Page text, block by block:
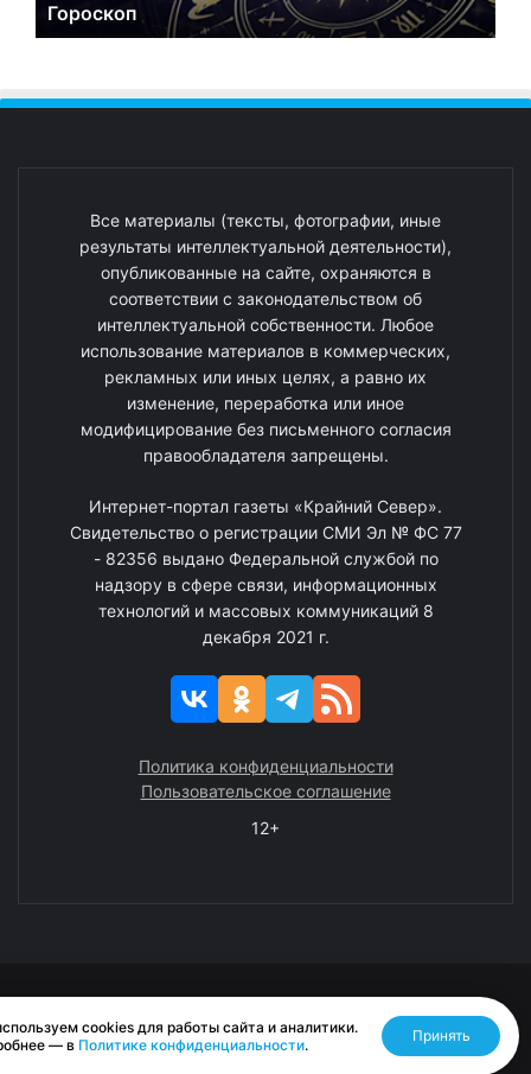
Гороскоп
Все материалы (тексты, фотографии, иные
результаты интеллектуальной деятельности),
опубликованные на сайте, охраняются в
соответствии с законодательством об
интеллектуальной собственности. Любое
использование материалов в коммерческих,
рекламных или иных целях, а равно их
изменение, переработка или иное
модифицирование без письменного согласия
правообладателя запрещены.
Интернет-портал газеты «Крайний Север».
Свидетельство о регистрации СМИ Эл № ФС 77
- 82356 выдано Федеральной службой по
надзору в сфере связи, информационных
технологий и массовых коммуникаций 8
декабря 2021 г.
Политика конфиденциальности
Пользовательское соглашение
12+
Разработано RASA
cookies для работы сайта и аналитики.
— в Политике конфиденциальности.
Принять